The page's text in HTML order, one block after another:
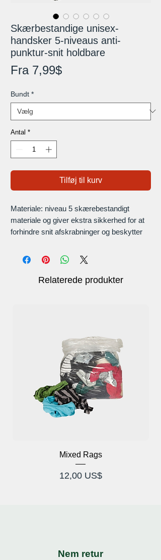
Skærbestandige unisex-
handsker 5-niveaus anti-
punktur-snit holdbare
Fra 7,99$Salgspris
Bundt *
Antal *
Tilføj til kurv
Materiale: niveau 5 skærebestandigt
materiale og giver ekstra sikkerhed for at
forhindre snit afskrabninger og beskytter
Nem at rengøre: Sikkerhedsvaskbare
handsker kan vaskes kan vaskes i
hånden og maskinvaskes og holde din
Relaterede produkter
Mixed Rags
Pris
12,00 US$
Nem retur